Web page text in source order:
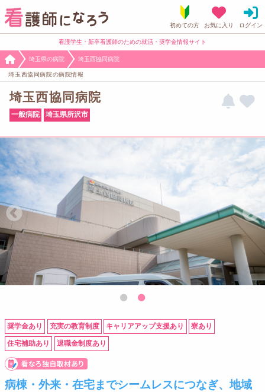
看護学生・新卒看護師のための就活・奨学金情報サイト
埼玉県の病院 埼玉西協同病院
埼玉西協同病院の病院情報
埼玉西協同病院
一般病院 埼玉県所沢市
奨学金あり 充実の教育制度 キャリアアップ支援あり 寮あり
住宅補助あり 退職金制度あり
病棟・外来・在宅までシームレスにつなぎ、地域